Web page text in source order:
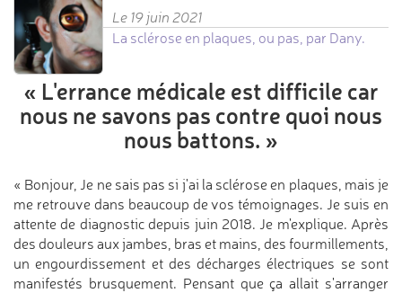
Le 19 juin 2021
La sclérose en plaques, ou pas, par Dany.
« L'errance médicale est difficile car
nous ne savons pas contre quoi nous
nous battons. »
« Bonjour, Je ne sais pas si j'ai la sclérose en plaques, mais je
me retrouve dans beaucoup de vos témoignages. Je suis en
attente de diagnostic depuis juin 2018. Je m'explique. Après
des douleurs aux jambes, bras et mains, des fourmillements,
un engourdissement et des décharges électriques se sont
manifestés brusquement. Pensant que ça allait s'arranger